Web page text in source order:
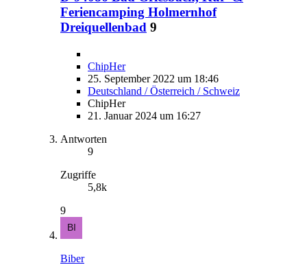
Feriencamping Holmernhof
Dreiquellenbad 9
ChipHer
25. September 2022 um 18:46
Deutschland / Österreich / Schweiz
ChipHer
21. Januar 2024 um 16:27
Antworten
9
Zugriffe
5,8k
9
Biber